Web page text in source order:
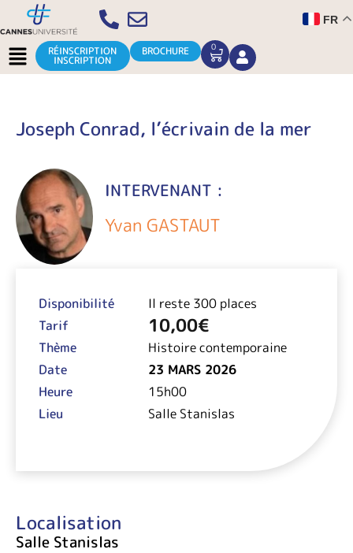
Aller
au
contenu
FR
Menu RÉINSCRIPTION
INSCRIPTION
BROCHURE 0
CART
Joseph Conrad, l’écrivain de la mer
INTERVENANT :
Yvan GASTAUT
Disponibilité
Il reste 300 places
Tarif
10,00€
Thème
Histoire contemporaine
Date
23 MARS 2026
Heure
15h00
Lieu
Salle Stanislas
Localisation
Salle Stanislas